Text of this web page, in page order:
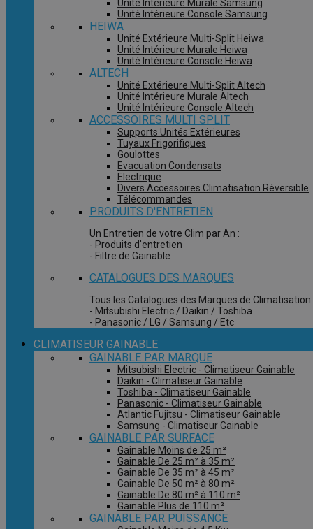
Unité Intérieure Murale Samsung
Unité Intérieure Console Samsung
HEIWA
Unité Extérieure Multi-Split Heiwa
Unité Intérieure Murale Heiwa
Unité Intérieure Console Heiwa
ALTECH
Unité Extérieure Multi-Split Altech
Unité Intérieure Murale Altech
Unité Intérieure Console Altech
ACCESSOIRES MULTI SPLIT
Supports Unités Extérieures
Tuyaux Frigorifiques
Goulottes
Evacuation Condensats
Electrique
Divers Accessoires Climatisation Réversible
Télécommandes
PRODUITS D'ENTRETIEN
Un Entretien de votre Clim par An :
- Produits d'entretien
- Filtre de Gainable
CATALOGUES DES MARQUES
Tous les Catalogues des Marques de Climatisation
- Mitsubishi Electric / Daikin / Toshiba
- Panasonic / LG / Samsung / Etc
CLIMATISEUR GAINABLE
GAINABLE PAR MARQUE
Mitsubishi Electric - Climatiseur Gainable
Daikin - Climatiseur Gainable
Toshiba - Climatiseur Gainable
Panasonic - Climatiseur Gainable
Atlantic Fujitsu - Climatiseur Gainable
Samsung - Climatiseur Gainable
GAINABLE PAR SURFACE
Gainable Moins de 25 m²
Gainable De 25 m² à 35 m²
Gainable De 35 m² à 45 m²
Gainable De 50 m² à 80 m²
Gainable De 80 m² à 110 m²
Gainable Plus de 110 m²
GAINABLE PAR PUISSANCE